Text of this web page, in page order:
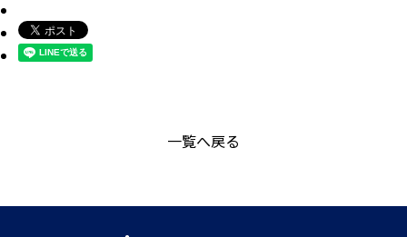
一覧へ戻る